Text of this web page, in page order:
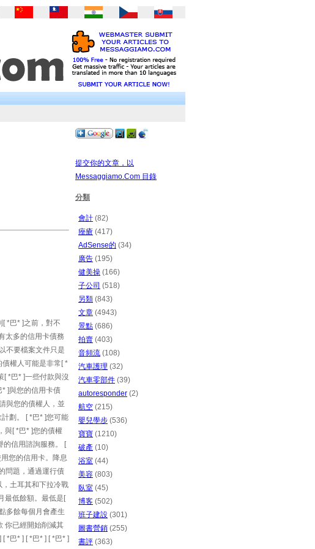
*巴* ]之前，對不
太多的信用卡債務
不要檔案文件只是
權人可能是非常[ *
[ *巴* ]一些付款與沒
]與您的信用卡債
與您的債權人，並
劃。 [ *巴* ]您可能
與[ *巴* ]您的債權
的信用諮詢服務。 [
您的信用卡。降息
問題，通過運行債
土耳其和下拉冷戰
最低餘額。最低是[
多餘每個月會產生
你已經開始削減其
*巴* ] [ *巴* ] [ *巴* ]
提交你的文章，以
Messaggiamo.Com 目錄
分類
會計 (82)
痤瘡 (417)
AdSense的 (34)
廣告 (195)
健美操 (166)
子公司 (518)
另類 (843)
文章 (4943)
景點 (686)
拍賣 (403)
音頻流 (108)
汽車護理 (32)
汽車零部件 (39)
autoresponder (2)
航空 (215)
嬰兒學步 (536)
寶寶 (1210)
破產 (10)
浴室 (44)
美容 (803)
臥室 (45)
博客 (502)
班子建設 (301)
圖書營銷 (255)
書評 (363)